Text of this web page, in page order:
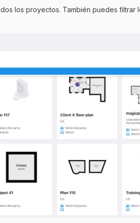
los proyectos. También puedes filtrar